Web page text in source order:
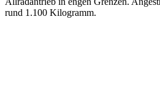
rund 1.100 Kilogramm.